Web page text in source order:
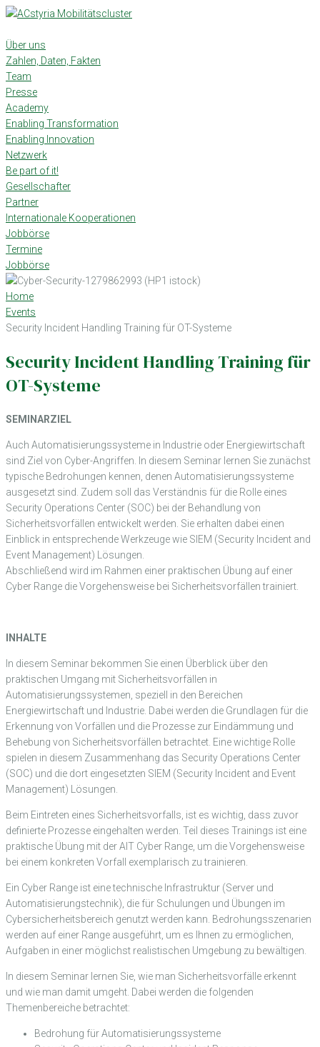
Skip
content
Über uns
Zahlen, Daten, Fakten
Team
Presse
Academy
Enabling Transformation
Enabling Innovation
Netzwerk
Be part of it!
Gesellschafter
Partner
Internationale Kooperationen
Jobbörse
Termine
Jobbörse
Home
Events
Security Incident Handling Training für OT-Systeme
Security Incident Handling Training für
OT-Systeme
SEMINARZIEL
Auch Automatisierungssysteme in Industrie oder Energiewirtschaft
sind Ziel von Cyber-Angriffen. In diesem Seminar lernen Sie zunächst
typische Bedrohungen kennen, denen Automatisierungssysteme
ausgesetzt sind. Zudem soll das Verständnis für die Rolle eines
Security Operations Center (SOC) bei der Behandlung von
Sicherheitsvorfällen entwickelt werden. Sie erhalten dabei einen
Einblick in entsprechende Werkzeuge wie SIEM (Security Incident and
Event Management) Lösungen.
Abschließend wird im Rahmen einer praktischen Übung auf einer
Cyber Range die Vorgehensweise bei Sicherheitsvorfällen trainiert.
INHALTE
In diesem Seminar bekommen Sie einen Überblick über den
praktischen Umgang mit Sicherheitsvorfällen in
Automatisierungssystemen, speziell in den Bereichen
Energiewirtschaft und Industrie. Dabei werden die Grundlagen für die
Erkennung von Vorfällen und die Prozesse zur Eindämmung und
Behebung von Sicherheitsvorfällen betrachtet. Eine wichtige Rolle
spielen in diesem Zusammenhang das Security Operations Center
(SOC) und die dort eingesetzten SIEM (Security Incident and Event
Management) Lösungen.
Beim Eintreten eines Sicherheitsvorfalls, ist es wichtig, dass zuvor
definierte Prozesse eingehalten werden. Teil dieses Trainings ist eine
praktische Übung mit der AIT Cyber Range, um die Vorgehensweise
bei einem konkreten Vorfall exemplarisch zu trainieren.
Ein Cyber Range ist eine technische Infrastruktur (Server und
Automatisierungstechnik), die für Schulungen und Übungen im
Cybersicherheitsbereich genutzt werden kann. Bedrohungsszenarien
werden auf einer Range ausgeführt, um es Ihnen zu ermöglichen,
Aufgaben in einer möglichst realistischen Umgebung zu bewältigen.
In diesem Seminar lernen Sie, wie man Sicherheitsvorfälle erkennt
und wie man damit umgeht. Dabei werden die folgenden
Themenbereiche betrachtet:
Bedrohung für Automatisierungssysteme